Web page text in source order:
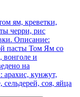
ям, креветки,
черри, рис
Описание:
пасты Том Ям со
вонголе и
на
арахис, кунжут,
соя, яйца